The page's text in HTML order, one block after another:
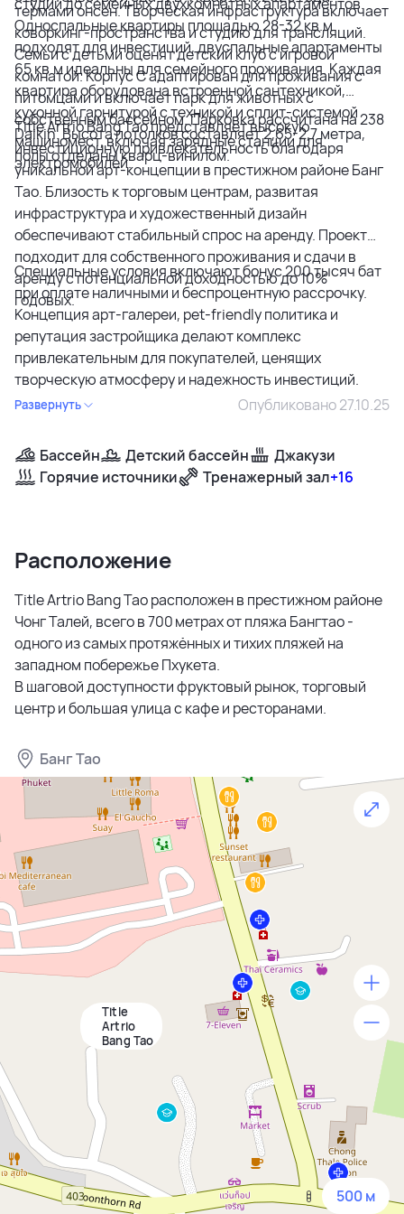
термами онсен. Творческая инфраструктура включает
коворкинг-пространства и студию для трансляций.
Семьи с детьми оценят детский клуб с игровой
комнатой. Корпус C адаптирован для проживания с
питомцами и включает парк для животных с
собственным бассейном. Парковка рассчитана на 238
машиномест, включая зарядные станции для
электромобилей.
Односпальные квартиры площадью 28-32 кв.м
подходят для инвестиций, двуспальные апартаменты
65 кв.м идеальны для семейного проживания. Каждая
квартира оборудована встроенной сантехникой,
кухонной гарнитурой с техникой и сплит-системой
Daikin. Высота потолков составляет 2,65-2,7 метра,
полы отделаны кварц-винилом.
Title Artrio Bang Tao представляет высокую
инвестиционную привлекательность благодаря
уникальной арт-концепции в престижном районе Банг
Тао. Близость к торговым центрам, развитая
инфраструктура и художественный дизайн
обеспечивают стабильный спрос на аренду. Проект
подходит для собственного проживания и сдачи в
аренду с потенциальной доходностью до 10%
годовых.
Специальные условия включают бонус 200 тысяч бат
при оплате наличными и беспроцентную рассрочку.
Концепция арт-галереи, pet-friendly политика и
репутация застройщика делают комплекс
привлекательным для покупателей, ценящих
творческую атмосферу и надежность инвестиций.
Развернуть Опубликовано 27.10.25
Бассейн Детский бассейн
Джакузи
Горячие источники
Тренажерный зал+16
Расположение
Title Artrio Bang Tao расположен в престижном районе
Чонг Талей, всего в 700 метрах от пляжа Бангтао -
одного из самых протяжённых и тихих пляжей на
западном побережье Пхукета.
В шаговой доступности фруктовый рынок, торговый
центр и большая улица с кафе и ресторанами.
Банг Тао
Title
Artrio
Bang Tao
500 м
500 м
1500 м
3 км
5 км